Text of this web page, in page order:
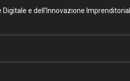
e dell’Innovazione